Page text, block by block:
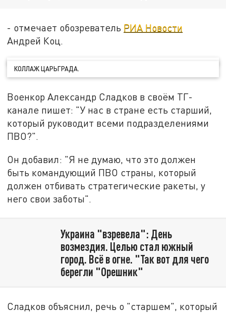
- отмечает обозреватель РИА Новости
Андрей Коц.
КОЛЛАЖ ЦАРЬГРАДА.
Военкор Александр Сладков в своём ТГ-
канале пишет: "У нас в стране есть старший,
который руководит всеми подразделениями
ПВО?".
Он добавил: "Я не думаю, что это должен
быть командующий ПВО страны, который
должен отбивать стратегические ракеты, у
него свои заботы".
Украина "взревела": День
возмездия. Целью стал южный
город. Всё в огне. "Так вот для чего
берегли "Орешник"
Сладков объяснил, речь о "старшем", который